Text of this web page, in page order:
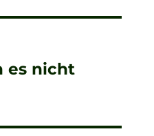
es nicht